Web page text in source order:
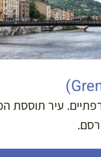
עיר תוססת